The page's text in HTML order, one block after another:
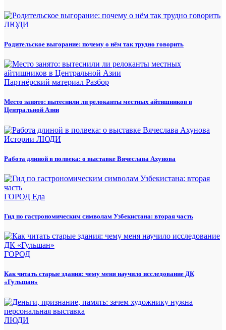
ЛЮДИ
Родительское выгорание: почему о нём так трудно говорить
Партнёрский материал Разбор
Место занято: вытеснили ли релоканты местных айтишников в
Центральной Азии
Истории ЛЮДИ
Работа длиной в полвека: о выставке Вячеслава Ахунова
ГОРОД Еда
Гид по гастрономическим символам Узбекистана: вторая часть
ГОРОД
Как читать старые здания: чему меня научило исследование ДК
«Гульшан»
ЛЮДИ